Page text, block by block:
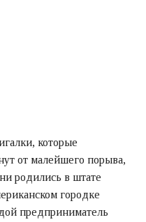
которые
от малейшего порыва,
родились в штате
городке
предприниматель